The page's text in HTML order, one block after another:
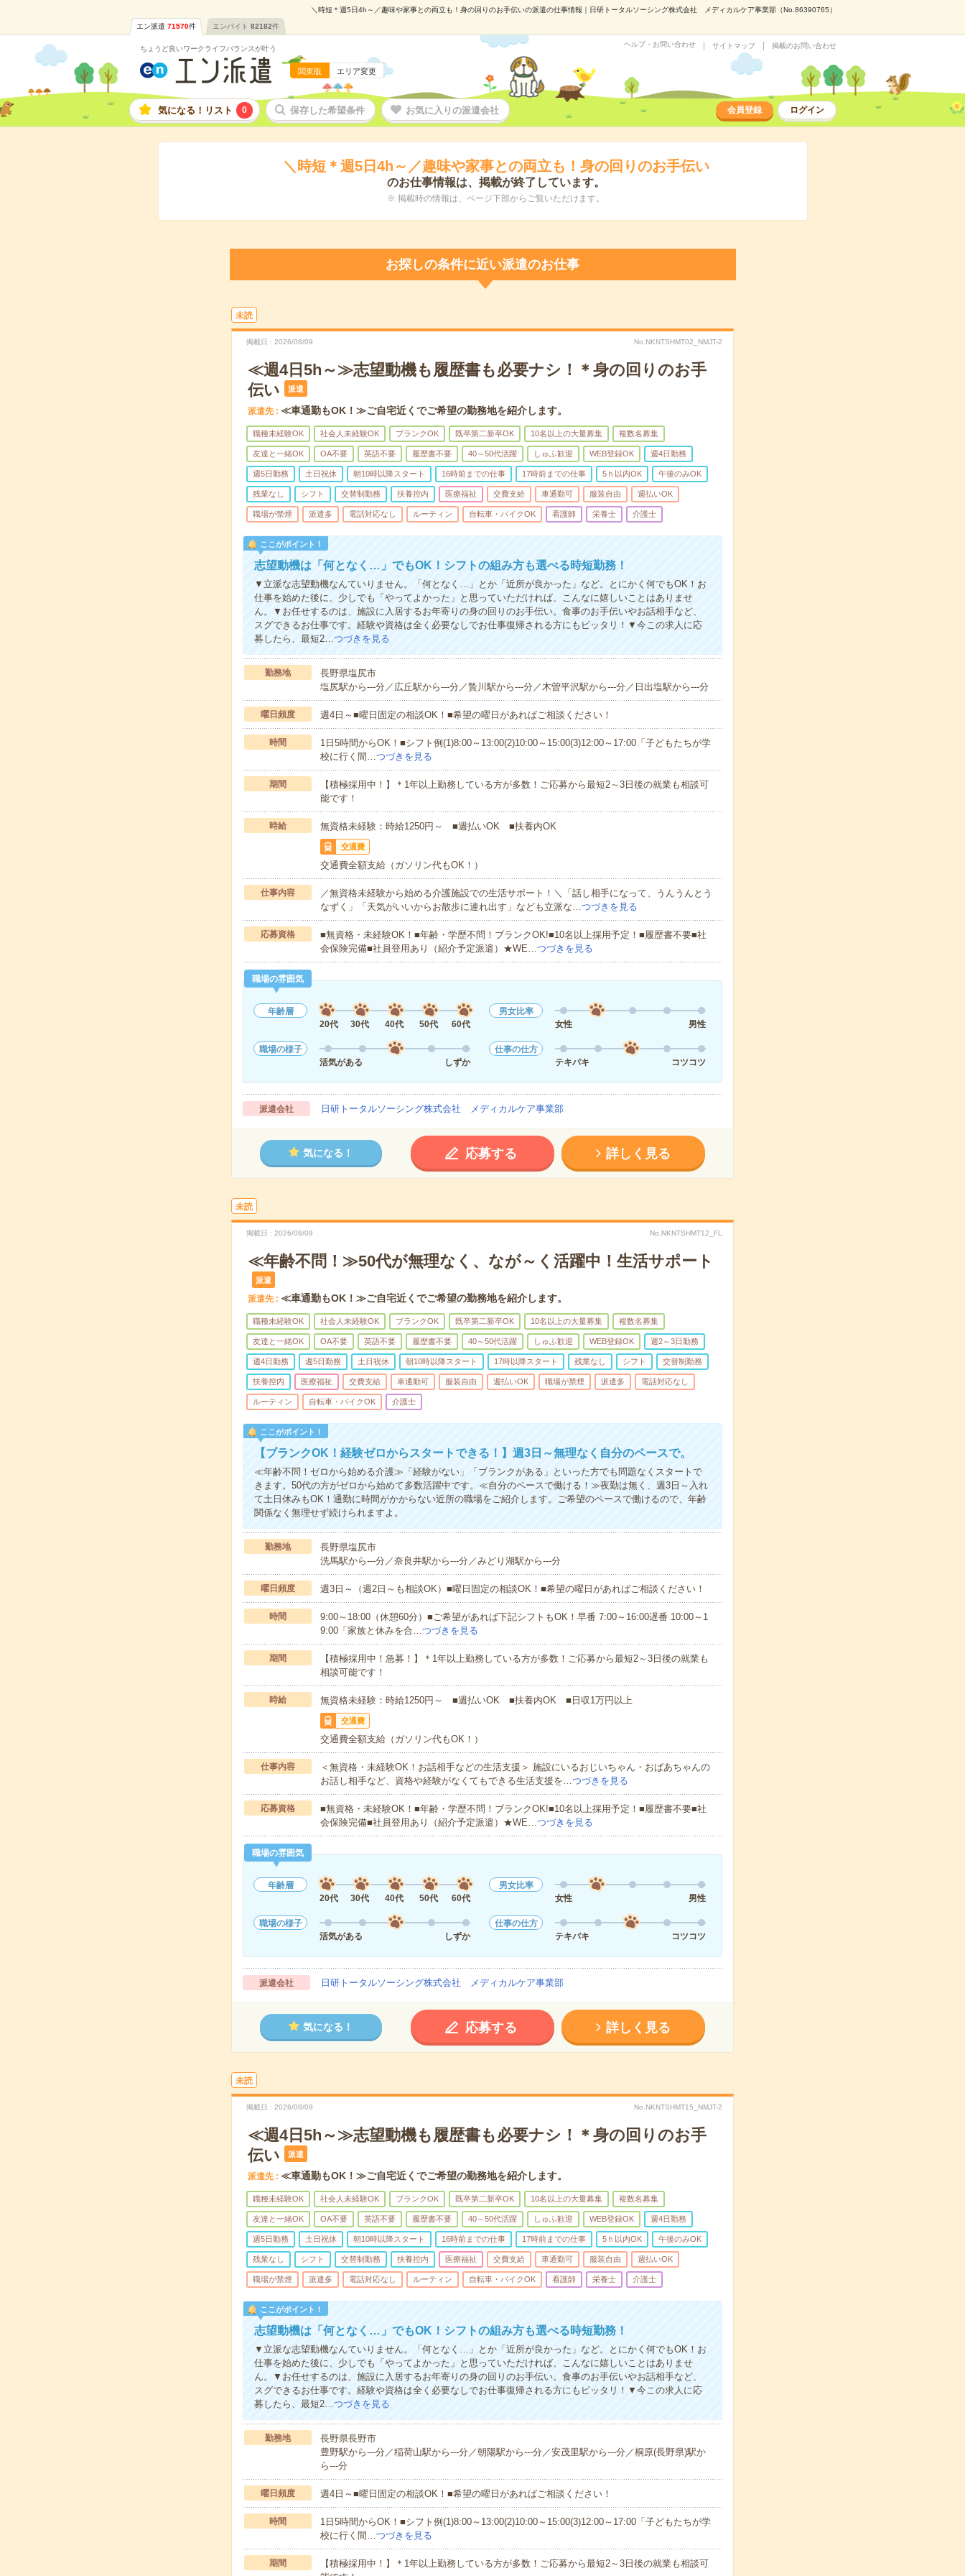
＼時短＊週5日4h～／趣味や家事との両立も！身の回りのお手伝いの派遣の仕事情報｜日研トータルソーシング株式会社 メディカルケア事業部（No.86390765）
エン派遣 71570件 エンバイト 82182件
ちょうど良いワークライフバランスが叶う
関東版 エリア変更
ヘルプ・お問い合わせ サイトマップ 掲載のお問い合わせ
気になる！リスト 0 保存した希望条件 お気に入りの派遣会社 会員登録 ログイン
＼時短＊週5日4h～／趣味や家事との両立も！身の回りのお手伝い
のお仕事情報は、掲載が終了しています。
※ 掲載時の情報は、ページ下部からご覧いただけます。
お探しの条件に近い派遣のお仕事
未読
掲載日 2026/08/09 No.NKNTSHMT02_NMJT-2
≪週4日5h～≫志望動機も履歴書も必要ナシ！＊身の回りのお手
伝い
派遣
派遣先 ≪車通勤もOK！≫ご自宅近くでご希望の勤務地を紹介します。
職種未経験OK 社会人未経験OK ブランクOK 既卒第二新卒OK 10名以上の大量募集 複数名募集
友達と一緒OK OA不要 英語不要 履歴書不要 40～50代活躍 しゅふ歓迎 WEB登録OK 週4日勤務
週5日勤務 土日祝休 朝10時以降スタート 16時前までの仕事 17時前までの仕事 5ｈ以内OK 午後のみOK
残業なし シフト 交替制勤務 扶養控内 医療福祉 交費支給 車通勤可 服装自由 週払いOK
職場が禁煙 派遣多 電話対応なし ルーティン 自転車・バイクOK 看護師 栄養士 介護士
ここがポイント！
志望動機は「何となく…」でもOK！シフトの組み方も選べる時短勤務！
▼立派な志望動機なんていりません。「何となく…」とか「近所が良かった」など。とにかく何でもOK！お
仕事を始めた後に、少しでも「やってよかった」と思っていただければ、こんなに嬉しいことはありませ
ん。▼お任せするのは、施設に入居するお年寄りの身の回りのお手伝い。食事のお手伝いやお話相手など、
スグできるお仕事です。経験や資格は全く必要なしでお仕事復帰される方にもピッタリ！▼今この求人に応
募したら、最短2…つづきを見る
勤務地
長野県塩尻市
塩尻駅から---分／広丘駅から---分／贄川駅から---分／木曽平沢駅から---分／日出塩駅から---分
曜日頻度 週4日～■曜日固定の相談OK！■希望の曜日があればご相談ください！
時間
1日5時間からOK！■シフト例(1)8:00～13:00(2)10:00～15:00(3)12:00～17:00「子どもたちが学
校に行く間…つづきを見る
期間
【積極採用中！】＊1年以上勤務している方が多数！ご応募から最短2～3日後の就業も相談可
能です！
時給 無資格未経験：時給1250円～ ■週払いOK ■扶養内OK
交通費
交通費全額支給（ガソリン代もOK！）
仕事内容
／無資格未経験から始める介護施設での生活サポート！＼「話し相手になって、うんうんとう
なずく」「天気がいいからお散歩に連れ出す」なども立派な…つづきを見る
応募資格
■無資格・未経験OK！■年齢・学歴不問！ブランクOK!■10名以上採用予定！■履歴書不要■社
会保険完備■社員登用あり（紹介予定派遣）★WE…つづきを見る
職場の雰囲気
年齢層
20代
30代 40代 50代 60代
男女比率
女性
男性
職場の様子
活気がある
しずか
仕事の仕方
テキパキ
コツコツ
派遣会社 日研トータルソーシング株式会社 メディカルケア事業部
気になる！ 応募する 詳しく見る
未読
掲載日 2026/08/09 No.NKNTSHMT12_FL
≪年齢不問！≫50代が無理なく、なが～く活躍中！生活サポート
派遣
派遣先 ≪車通勤もOK！≫ご自宅近くでご希望の勤務地を紹介します。
職種未経験OK 社会人未経験OK ブランクOK 既卒第二新卒OK 10名以上の大量募集 複数名募集
友達と一緒OK OA不要 英語不要 履歴書不要 40～50代活躍 しゅふ歓迎 WEB登録OK 週2～3日勤務
週4日勤務 週5日勤務 土日祝休 朝10時以降スタート 17時以降スタート 残業なし シフト 交替制勤務
扶養控内 医療福祉 交費支給 車通勤可 服装自由 週払いOK 職場が禁煙 派遣多 電話対応なし
ルーティン 自転車・バイクOK 介護士
ここがポイント！
【ブランクOK！経験ゼロからスタートできる！】週3日～無理なく自分のペースで。
≪年齢不問！ゼロから始める介護≫「経験がない」「ブランクがある」といった方でも問題なくスタートで
きます。50代の方がゼロから始めて多数活躍中です。≪自分のペースで働ける！≫夜勤は無く、週3日～入れ
て土日休みもOK！通勤に時間がかからない近所の職場をご紹介します。ご希望のペースで働けるので、年齢
関係なく無理せず続けられますよ。
勤務地
長野県塩尻市
洗馬駅から---分／奈良井駅から---分／みどり湖駅から---分
曜日頻度 週3日～（週2日～も相談OK）■曜日固定の相談OK！■希望の曜日があればご相談ください！
時間
9:00～18:00（休憩60分）■ご希望があれば下記シフトもOK！早番 7:00～16:00遅番 10:00～1
9:00「家族と休みを合…つづきを見る
期間
【積極採用中！急募！】＊1年以上勤務している方が多数！ご応募から最短2～3日後の就業も
相談可能です！
時給 無資格未経験：時給1250円～ ■週払いOK ■扶養内OK ■日収1万円以上
交通費
交通費全額支給（ガソリン代もOK！）
仕事内容
＜無資格・未経験OK！お話相手などの生活支援＞ 施設にいるおじいちゃん・おばあちゃんの
お話し相手など、資格や経験がなくてもできる生活支援を…つづきを見る
応募資格
■無資格・未経験OK！■年齢・学歴不問！ブランクOK!■10名以上採用予定！■履歴書不要■社
会保険完備■社員登用あり（紹介予定派遣）★WE…つづきを見る
職場の雰囲気
年齢層
20代
30代 40代 50代 60代
男女比率
女性
男性
職場の様子
活気がある
しずか
仕事の仕方
テキパキ
コツコツ
派遣会社 日研トータルソーシング株式会社 メディカルケア事業部
気になる！ 応募する 詳しく見る
未読
掲載日 2026/08/09 No.NKNTSHMT15_NMJT-2
≪週4日5h～≫志望動機も履歴書も必要ナシ！＊身の回りのお手
伝い
派遣
派遣先 ≪車通勤もOK！≫ご自宅近くでご希望の勤務地を紹介します。
職種未経験OK 社会人未経験OK ブランクOK 既卒第二新卒OK 10名以上の大量募集 複数名募集
友達と一緒OK OA不要 英語不要 履歴書不要 40～50代活躍 しゅふ歓迎 WEB登録OK 週4日勤務
週5日勤務 土日祝休 朝10時以降スタート 16時前までの仕事 17時前までの仕事 5ｈ以内OK 午後のみOK
残業なし シフト 交替制勤務 扶養控内 医療福祉 交費支給 車通勤可 服装自由 週払いOK
職場が禁煙 派遣多 電話対応なし ルーティン 自転車・バイクOK 看護師 栄養士 介護士
ここがポイント！
志望動機は「何となく…」でもOK！シフトの組み方も選べる時短勤務！
▼立派な志望動機なんていりません。「何となく…」とか「近所が良かった」など。とにかく何でもOK！お
仕事を始めた後に、少しでも「やってよかった」と思っていただければ、こんなに嬉しいことはありませ
ん。▼お任せするのは、施設に入居するお年寄りの身の回りのお手伝い。食事のお手伝いやお話相手など、
スグできるお仕事です。経験や資格は全く必要なしでお仕事復帰される方にもピッタリ！▼今この求人に応
募したら、最短2…つづきを見る
勤務地
長野県長野市
豊野駅から---分／稲荷山駅から---分／朝陽駅から---分／安茂里駅から---分／桐原(長野県)駅か
ら---分
曜日頻度 週4日～■曜日固定の相談OK！■希望の曜日があればご相談ください！
時間
1日5時間からOK！■シフト例(1)8:00～13:00(2)10:00～15:00(3)12:00～17:00「子どもたちが学
校に行く間…つづきを見る
期間
【積極採用中！】＊1年以上勤務している方が多数！ご応募から最短2～3日後の就業も相談可